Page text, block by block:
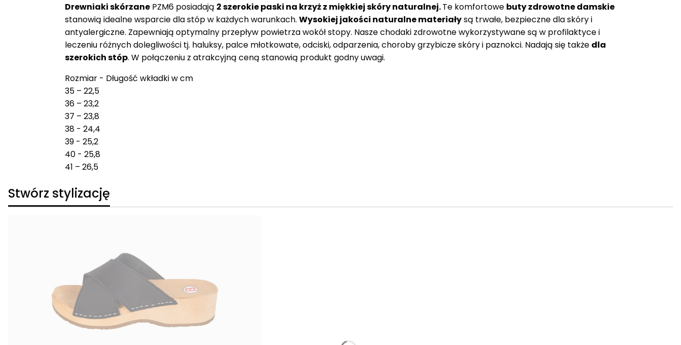
Drewniaki skórzane PZM6 posiadają 2 szerokie paski na krzyż z miękkiej skóry naturalnej.Te komfortowe buty zdrowotne damskie
stanowią idealne wsparcie dla stóp w każdych warunkach. Wysokiej jakości naturalne materiałysą trwałe, bezpieczne dla skóry i
antyalergiczne. Zapewniają optymalny przepływ powietrza wokół stopy. Nasze chodaki zdrowotne wykorzystywane są w profilaktyce i
leczeniu różnych dolegliwości tj. haluksy, palce młotkowate, odciski, odparzenia, choroby grzybicze skóry i paznokci. Nadają się także dla
szerokich stóp. W połączeniu z atrakcyjną ceną stanowią produkt godny uwagi.
Rozmiar - Długość wkładki w cm
35 – 22,5
36 – 23,2
37 – 23,8
38 - 24,4
39 - 25,2
40 - 25,8
41 – 26,5
Stwórz stylizację